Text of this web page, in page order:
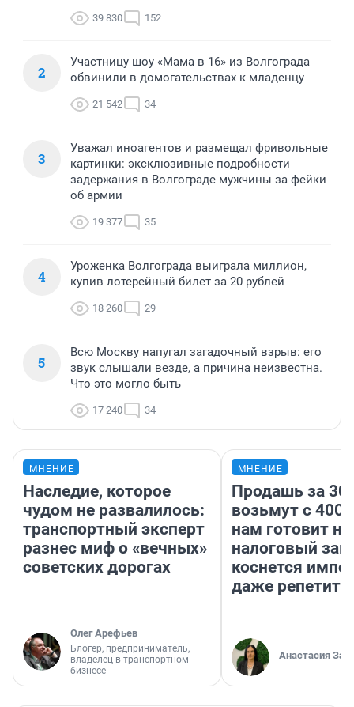
39 830 152
2
Участницу шоу «Мама в 16» из Волгограда
обвинили в домогательствах к младенцу
21 542 34
3
Уважал иноагентов и размещал фривольные
картинки: эксклюзивные подробности
задержания в Волгограде мужчины за фейки
об армии
19 377 35
4
Уроженка Волгограда выиграла миллион,
купив лотерейный билет за 20 рублей
18 260 29
5
Всю Москву напугал загадочный взрыв: его
звук слышали везде, а причина неизвестна.
Что это могло быть
17 240 34
МНЕНИЕ
Наследие, которое
чудом не развалилось:
транспортный эксперт
разнес миф о «вечных»
советских дорогах
Олег Арефьев
Блогер, предприниматель,
владелец в транспортном
бизнесе
МНЕНИЕ
Продашь за
возьмут с
нам готовит
налоговый
коснется
даже
Анастасия